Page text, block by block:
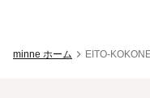
minne ホーム EITO-